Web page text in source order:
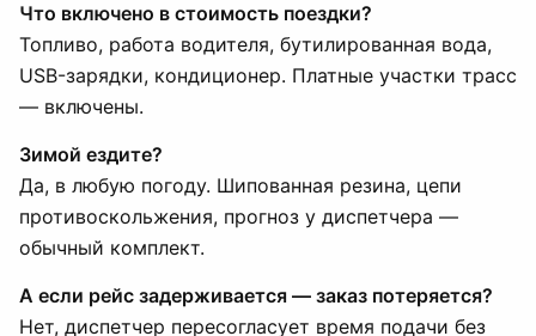
Что включено в стоимость поездки?
Топливо, работа водителя, бутилированная вода,
USB-зарядки, кондиционер. Платные участки трасс
— включены.
Зимой ездите?
Да, в любую погоду. Шипованная резина, цепи
противоскольжения, прогноз у диспетчера —
обычный комплект.
А если рейс задерживается — заказ потеряется?
Нет, диспетчер пересогласует время подачи без